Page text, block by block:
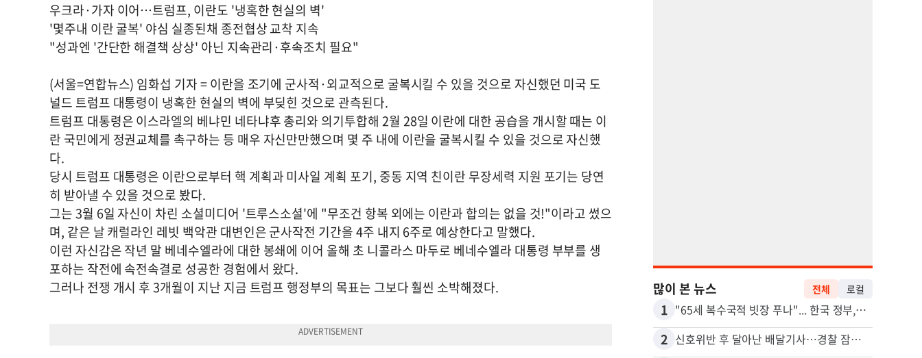
우크라·가자 이어…트럼프, 이란도 '냉혹한 현실의 벽'
'몇주내 이란 굴복' 야심 실종된채 종전협상 교착 지속
"성과엔 '간단한 해결책 상상' 아닌 지속관리·후속조치 필요"
(서울=연합뉴스) 임화섭 기자 = 이란을 조기에 군사적·외교적으로 굴복시킬 수 있을 것으로 자신했던 미국 도
널드 트럼프 대통령이 냉혹한 현실의 벽에 부딪힌 것으로 관측된다.
트럼프 대통령은 이스라엘의 베냐민 네타냐후 총리와 의기투합해 2월 28일 이란에 대한 공습을 개시할 때는 이
란 국민에게 정권교체를 촉구하는 등 매우 자신만만했으며 몇 주 내에 이란을 굴복시킬 수 있을 것으로 자신했
다.
당시 트럼프 대통령은 이란으로부터 핵 계획과 미사일 계획 포기, 중동 지역 친이란 무장세력 지원 포기는 당연
히 받아낼 수 있을 것으로 봤다.
그는 3월 6일 자신이 차린 소셜미디어 '트루스소셜'에 "무조건 항복 외에는 이란과 합의는 없을 것!"이라고 썼으
며, 같은 날 캐럴라인 레빗 백악관 대변인은 군사작전 기간을 4주 내지 6주로 예상한다고 말했다.
이런 자신감은 작년 말 베네수엘라에 대한 봉쇄에 이어 올해 초 니콜라스 마두로 베네수엘라 대통령 부부를 생
포하는 작전에 속전속결로 성공한 경험에서 왔다.
그러나 전쟁 개시 후 3개월이 지난 지금 트럼프 행정부의 목표는 그보다 훨씬 소박해졌다.
많이 본 뉴스 전체 로컬
1 "65세 복수국적 빗장 푸나"... 한국 정부, 연령 완화 전면 추진
2 신호위반 후 달아난 배달기사…경찰 잠복해 잡고보니 ‘반전’